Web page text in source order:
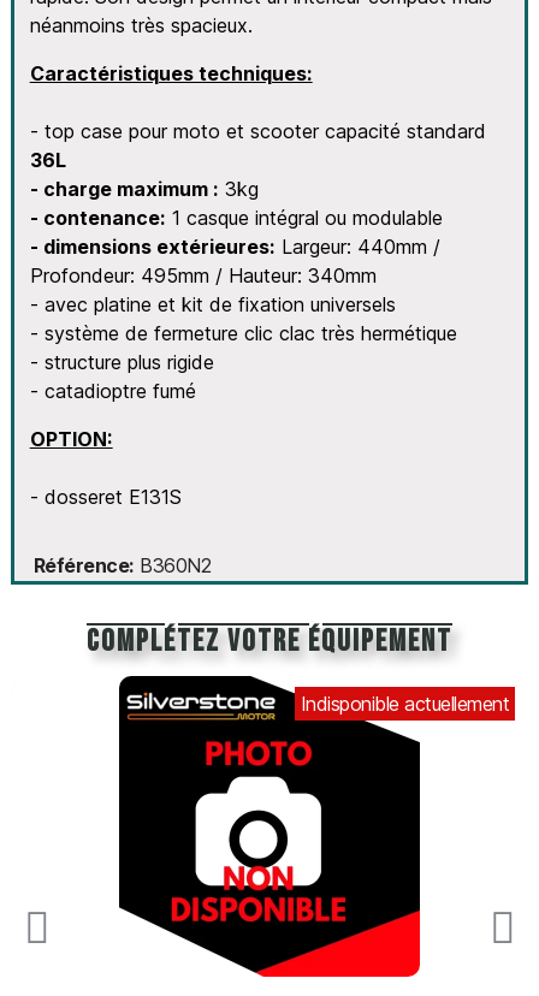
néanmoins très spacieux.
Caractéristiques techniques:
- top case pour moto et scooter capacité standard
36L
- charge maximum : 3kg
- contenance: 1 casque intégral ou modulable
- dimensions extérieures: Largeur: 440mm /
Profondeur: 495mm / Hauteur: 340mm
- avec platine et kit de fixation universels
- système de fermeture clic clac très hermétique
- structure plus rigide
- catadioptre fumé
OPTION:
- dosseret E131S
Référence B360N2
Complétez votre équipement
Indisponible actuellement